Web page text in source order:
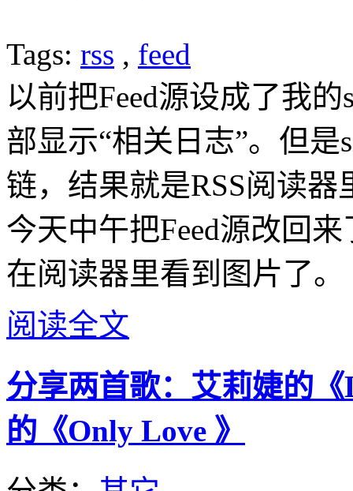
Tags: rss , feed
以前把Feed源设成了我
部显示“相关日志”。但
链，结果就是RSS阅读
今天中午把Feed源改回
在阅读器里看到图片了。
阅读全文
分享两首歌：艾莉婕的
的《Only Love 》